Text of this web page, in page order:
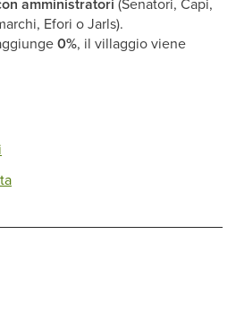
Efori o Jarls).
0%, il villaggio viene